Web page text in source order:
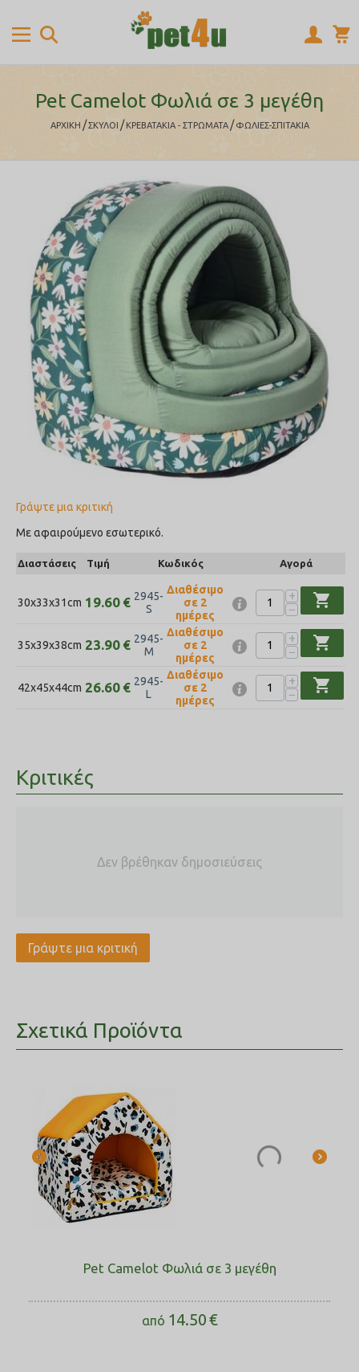
Pet Camelot Φωλιά σε 3 μεγέθη
ΑΡΧΙΚΉ / ΣΚΥΛΟΙ / ΚΡΕΒΑΤΑΚΙΑ - ΣΤΡΩΜΑΤΑ / ΦΩΛΙΕΣ-ΣΠΙΤΑΚΙΑ
Γράψτε μια κριτική
Με αφαιρούμενο εσωτερικό.
Διαστάσεις Τιμή Κωδικός Αγορά
30x33x31cm 19.60 € 2945-
S
Διαθέσιμο
σε 2
ημέρες
+
−
shopping_cart
35x39x38cm 23.90 € 2945-
M
Διαθέσιμο
σε 2
ημέρες
+
−
shopping_cart
42x45x44cm 26.60 € 2945-
L
Διαθέσιμο
σε 2
ημέρες
+
−
shopping_cart
Κριτικές
Δεν βρέθηκαν δημοσιεύσεις
Γράψτε μια κριτική
Σχετικά Προϊόντα
Pet Camelot Φωλιά σε 3 μεγέθη
από 14.50€